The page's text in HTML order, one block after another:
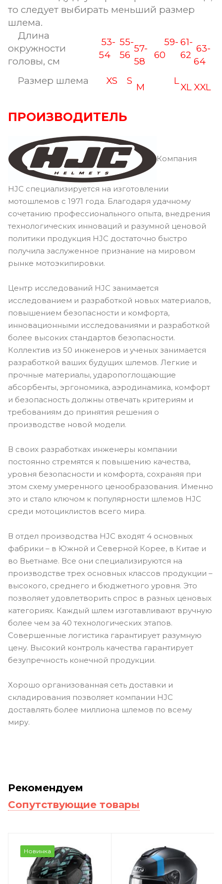
то следует выбирать меньший размер
шлема.
Длина
окружности
головы, см
53-
54
55-
56
57-
58
59-
60
61-
62
63-
64
Размер шлема
XS S
M
L
XL XXL
ПРОИЗВОДИТЕЛЬ
Компания
HJC специализируется на изготовлении
мотошлемов с 1971 года. Благодаря удачному
сочетанию профессионального опыта, внедрения
технологических инноваций и разумной ценовой
политики продукция HJC достаточно быстро
получила заслуженное признание на мировом
рынке мотоэкипировки.
Центр исследований HJC занимается
исследованием и разработкой новых материалов,
повышением безопасности и комфорта,
инновационными исследованиями и разработкой
более высоких стандартов безопасности.
Коллектив из 50 инженеров и ученых занимается
разработкой ваших будущих шлемов. Легкие и
прочные материалы, ударопоглощающие
абсорбенты, эргономика, аэродинамика, комфорт
и безопасность должны отвечать критериям и
требованиям до принятия решения о
производстве новой модели.
В своих разработках инженеры компании
постоянно стремятся к повышению качества,
уровня безопасности и комфорта, сохраняя при
этом схему умеренного ценообразования. Именно
это и стало ключом к популярности шлемов HJC
среди мотоциклистов всего мира.
В отдел производства HJC входят 4 основных
фабрики – в Южной и Северной Корее, в Китае и
во Вьетнаме. Все они специализируются на
производстве трех основных классов продукции –
высокого, среднего и бюджетного уровня. Это
позволяет удовлетворить спрос в разных ценовых
категориях. Каждый шлем изготавливают вручную
более чем за 40 технологических этапов.
Совершенные логистика гарантирует разумную
цену. Высокий контроль качества гарантирует
безупречность конечной продукции.
Хорошо организованная сеть доставки и
складирования позволяет компании HJC
доставлять более миллиона шлемов по всему
миру.
Рекомендуем
Сопутствующие товары
Новинка